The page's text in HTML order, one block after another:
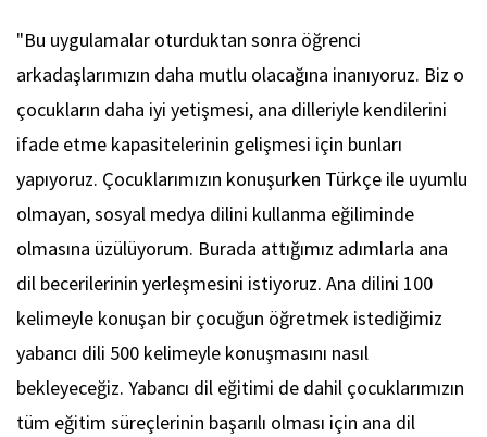
"Bu uygulamalar oturduktan sonra öğrenci
arkadaşlarımızın daha mutlu olacağına inanıyoruz. Biz o
çocukların daha iyi yetişmesi, ana dilleriyle kendilerini
ifade etme kapasitelerinin gelişmesi için bunları
yapıyoruz. Çocuklarımızın konuşurken Türkçe ile uyumlu
olmayan, sosyal medya dilini kullanma eğiliminde
olmasına üzülüyorum. Burada attığımız adımlarla ana
dil becerilerinin yerleşmesini istiyoruz. Ana dilini 100
kelimeyle konuşan bir çocuğun öğretmek istediğimiz
yabancı dili 500 kelimeyle konuşmasını nasıl
bekleyeceğiz. Yabancı dil eğitimi de dahil çocuklarımızın
tüm eğitim süreçlerinin başarılı olması için ana dil